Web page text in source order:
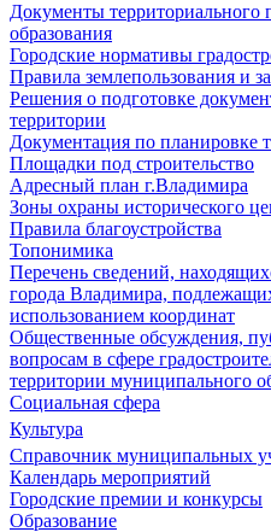
Документы
образования
Городские нормативы
Правила землепользования и
Решения о подготовке
территории
Документация по планировке
Площадки под строительство
Адресный план г.Владимира
Зоны охраны исторического
Правила благоустройства
Топонимика
Перечень сведений,
города Владимира,
использованием координат
Общественные обсуждения,
вопросам в сфере
территории муниципального
Социальная сфера
Культура
Справочник муниципальных
Календарь мероприятий
Городские премии и конкурсы
Образование